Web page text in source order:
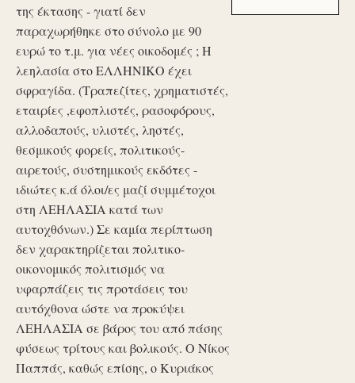
της έκτασης - γιατί δεν
παραχωρήθηκε στο σύνολο με 90
ευρώ το τ.μ. για νέες οικοδομές ; Η
λεηλασία στο ΕΛΛΗΝΙΚΟ έχει
σφραγίδα. (Τραπεζίτες, χρηματιστές,
εταιρίες ,εφοπλιστές, ρασοφόρους,
αλλοδαπούς, υλιστές, ληστές,
θεσμικούς φορείς, πολιτικούς-
αιρετούς, συστημικούς εκδότες -
ιδιώτες κ.ά όλοι/ες μαζί συμμέτοχοι
στη ΛΕΗΛΑΣΙΑ κατά των
αυτοχθόνων.) Σε καμία περίπτωση
δεν χαρακτηρίζεται πολιτικο-
οικονομικός πολιτισμός να
υφαρπάζεις τις προτάσεις του
αυτόχθονα ώστε να προκύψει
ΛΕΗΛΑΣΙΑ σε βάρος του από πάσης
φύσεως τρίτους και βολικούς. Ο Νίκος
Παππάς, καθώς επίσης, ο Κυριάκος